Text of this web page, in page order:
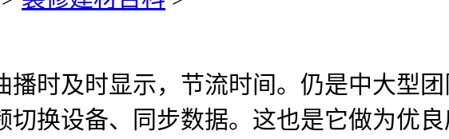
及时显示，节流时间。仍是中大型团
换设备、同步数据。这也是它做为优